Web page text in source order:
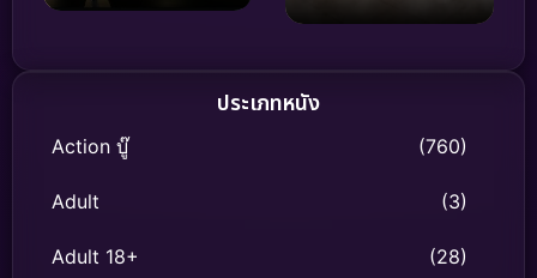
ประเภทหนัง
Action บู๊ (760)
Adult (3)
Adult 18+ (28)